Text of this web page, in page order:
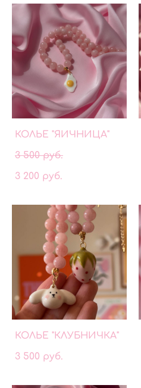
КОЛЬЕ "ЯИЧНИЦА"
3 500 pуб.
3 200 pуб.
КОЛЬЕ "КЛУБНИЧКА"
3 500 pуб.